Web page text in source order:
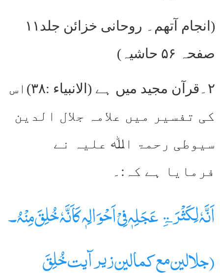
(انجام آتھم۔ روحانی خزائن جلد۱۱
صفحہ ۵۶ حاشیہ)
۲۔قرآن مجید میں ہے (الانبیاء :۳۸)اس
کی تفسیر میں علامہ جلال الدین
سیوطی رحمۃ اﷲ علیہ نے
فرمایا ہے کہ:۔
اَنَّہٗ لِکَثْرَۃِ عَجَلِہٖ فِیْ اَحْوَالِہٖ کَاَنَّہٗ خُلِقَ مِنْہُ۔
(جلالین مع کمالین زیرآیت خُلِقَ